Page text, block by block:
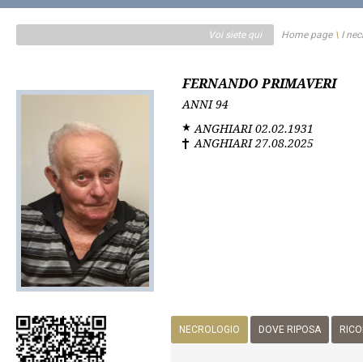
Voi siete qui Home page\ I
FERNANDO PRIMAVERI
ANNI94
ANGHIARI 02.02.1931
ANGHIARI 27.08.2025
NECROLOGIO DOVE RIPOSA